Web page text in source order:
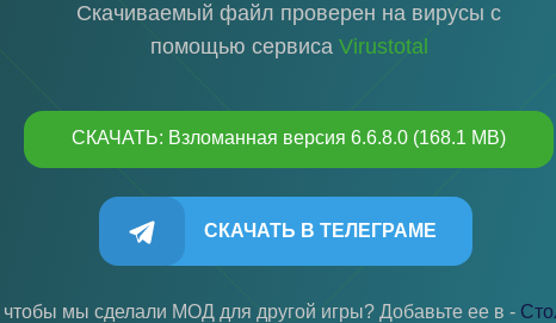
Скачиваемый файл проверен на вирусы с
помощью сервиса Virustotal
СКАЧАТЬ: Взломанная версия 6.6.8.0 (168.1 MB)
СКАЧАТЬ В ТЕЛЕГРАМЕ
чтобы мы сделали МОД для другой игры? Добавьте ее в -